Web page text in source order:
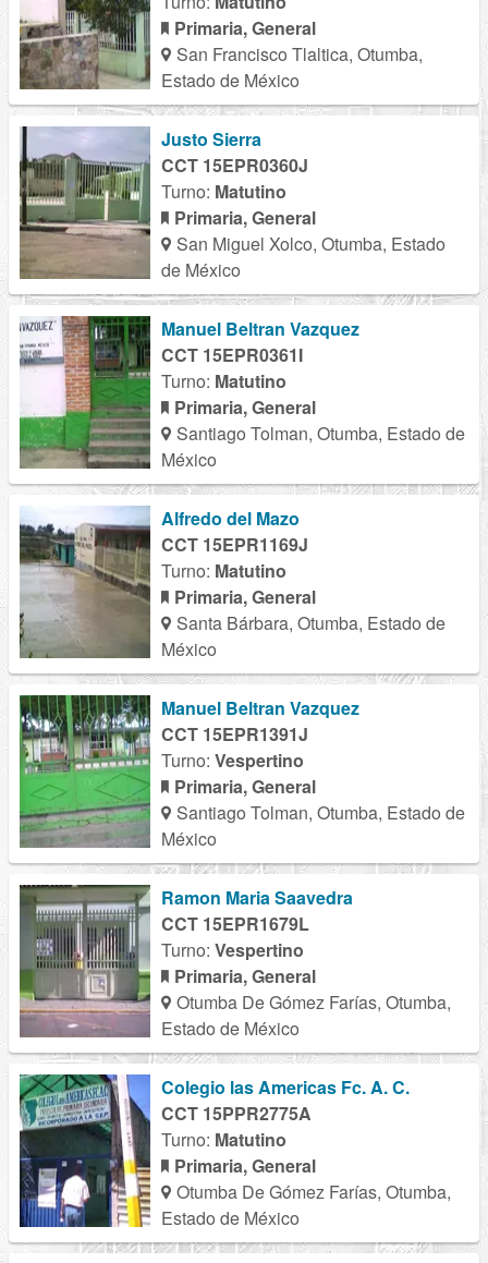
Primaria, General
San Francisco Tlaltica, Otumba,
Estado de México
Justo Sierra
CCT 15EPR0360J
Turno: Matutino
Primaria, General
San Miguel Xolco, Otumba, Estado
de México
Manuel Beltran Vazquez
CCT 15EPR0361I
Turno: Matutino
Primaria, General
Santiago Tolman, Otumba, Estado de
México
Alfredo del Mazo
CCT 15EPR1169J
Turno: Matutino
Primaria, General
Santa Bárbara, Otumba, Estado de
México
Manuel Beltran Vazquez
CCT 15EPR1391J
Turno: Vespertino
Primaria, General
Santiago Tolman, Otumba, Estado de
México
Ramon Maria Saavedra
CCT 15EPR1679L
Turno: Vespertino
Primaria, General
Otumba De Gómez Farías, Otumba,
Estado de México
Colegio las Americas Fc. A. C.
CCT 15PPR2775A
Turno: Matutino
Primaria, General
Otumba De Gómez Farías, Otumba,
Estado de México